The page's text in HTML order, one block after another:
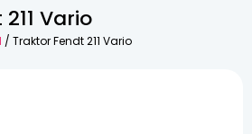
Vario
/ Traktor Fendt 211 Vario